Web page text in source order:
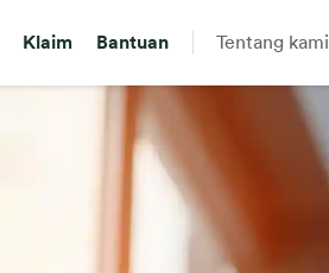
Klaim Bantuan Tentang kami